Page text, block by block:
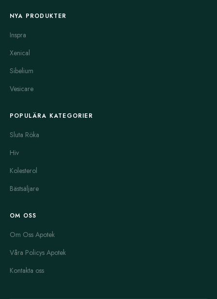
NYA PRODUKTER
Inspra
Xenical
Sibelium
Vesicare
POPULÄRA KATEGORIER
Sluta Röka
Hiv
Kolesterol
Bästsäljare
OM OSS
Om Oss Apotek
Våra Policys Apotek
Kontakta oss